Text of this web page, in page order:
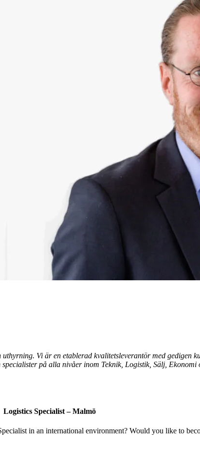
Vi är en etablerad kvalitetsleverantör med gedigen
på alla nivåer inom Teknik, Logistik, Sälj,
Logistics Specialist – Malmö
in an international environment? Would you like to